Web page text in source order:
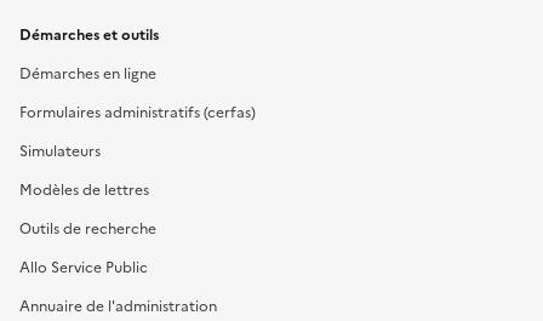
Démarches et outils
Démarches en ligne
Formulaires administratifs (cerfas)
Simulateurs
Modèles de lettres
Outils de recherche
Allo Service Public
Annuaire de l'administration